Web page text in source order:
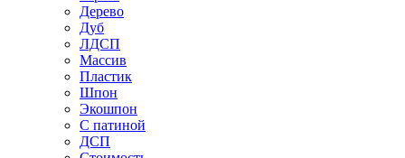
Дерево
Дуб
ЛДСП
Массив
Пластик
Шпон
Экошпон
С патиной
ДСП